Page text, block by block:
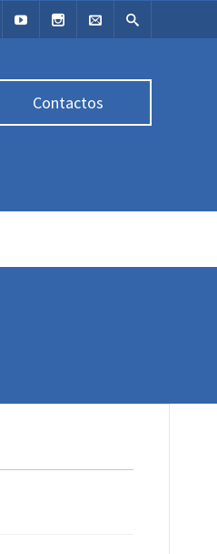
Contactos